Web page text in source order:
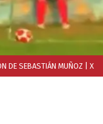
DE SEBASTIÁN MUÑOZ | X